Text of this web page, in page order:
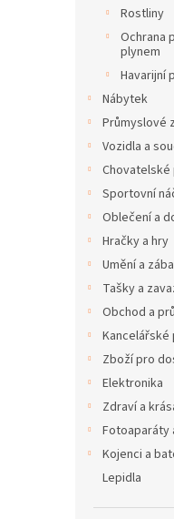
Rostliny
Ochrana
plynem
Havarijní
Nábytek
Průmyslové
Vozidla a
Sportovní
Oblečení a
Hračky a hry
Umění a
Tašky a
Obchod a
Zboží pro
Elektronika
Zdraví a
Fotoaparáty
Kojenci a
Lepidla